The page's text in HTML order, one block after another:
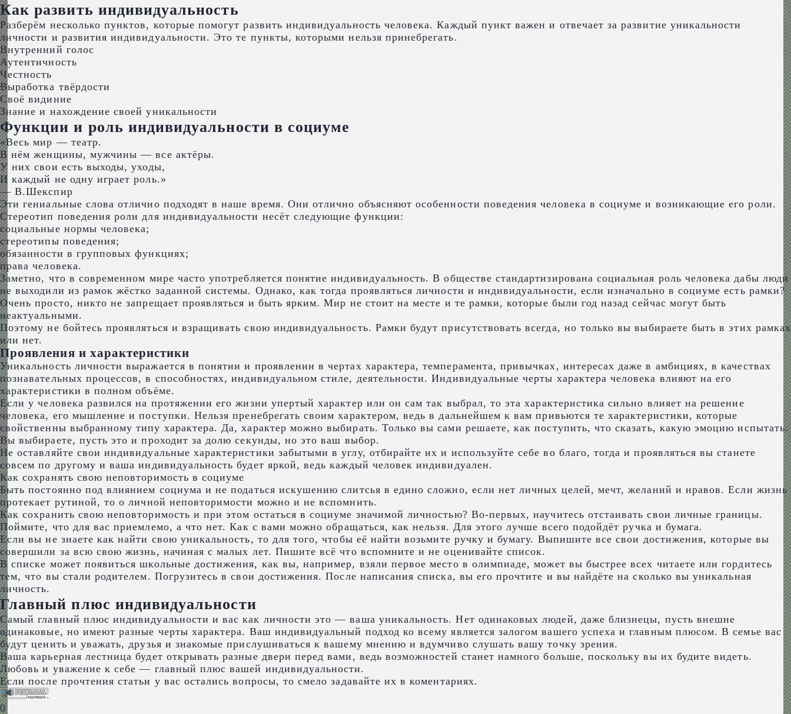
Как развить индивидуальность
Разберём несколько пунктов, которые помогут развить индивидуальность человека. Каждый пункт важен и отвечает за развитие уникальности
личности и развития индивидуальности. Это те пункты, которыми нельзя принебрегать.
Внутренний голос
Аутентичность
Честность
Выработка твёрдости
Своё видиние
Знание и нахождение своей уникальности
Функции и роль индивидуальности в социуме
«Весь мир — театр.
В нём женщины, мужчины — все актёры.
У них свои есть выходы, уходы,
И каждый не одну играет роль.»
— В.Шекспир
Эти гениальные слова отлично подходят в наше время. Они отлично объясняют особенности поведения человека в социуме и возникающие его роли.
Стереотип поведения роли для индивидуальности несёт следующие функции:
социальные нормы человека;
стереотипы поведения;
обязанности в групповых функциях;
права человека.
Заметно, что в современном мире часто употребляется понятие индивидуальность. В обществе стандартизирована социальная роль человека дабы люди
не выходили из рамок жёстко заданной системы. Однако, как тогда проявляться личности и индивидуальности, если изначально в социуме есть рамки?
Очень просто, никто не запрещает проявляться и быть ярким. Мир не стоит на месте и те рамки, которые были год назад сейчас могут быть
неактуальными.
Поэтому не бойтесь проявляться и взращивать свою индивидуальность. Рамки будут присутствовать всегда, но только вы выбираете быть в этих рамках
или нет.
Проявления и характеристики
Уникальность личности выражается в понятии и проявлении в чертах характера, темперамента, привычках, интересах даже в амбициях, в качествах
познавательных процессов, в способностях, индивидуальном стиле, деятельности. Индивидуальные черты характера человека влияют на его
характеристики в полном объёме.
Если у человека развился на протяжении его жизни упертый характер или он сам так выбрал, то эта характеристика сильно влияет на решение
человека, его мышление и поступки. Нельзя пренебрегать своим характером, ведь в дальнейшем к вам привьются те характеристики, которые
свойственны выбранному типу характера. Да, характер можно выбирать. Только вы сами решаете, как поступить, что сказать, какую эмоцию испытать.
Вы выбираете, пусть это и проходит за долю секунды, но это ваш выбор.
Не оставляйте свои индивидуальные характеристики забытыми в углу, отбирайте их и используйте себе во благо, тогда и проявляться вы станете
совсем по другому и ваша индивидуальность будет яркой, ведь каждый человек индивидуален.
Как сохранять свою неповторимость в социуме
Быть постоянно под влиянием социума и не податься искушению слитсья в едино сложно, если нет личных целей, мечт, желаний и нравов. Если жизнь
протекает рутиной, то о личной неповторимости можно и не вспомнить.
Как сохранить свою неповторимость и при этом остаться в социуме значимой личностью? Во-первых, научитесь отстаивать свои личные границы.
Поймите, что для вас приемлемо, а что нет. Как с вами можно обращаться, как нельзя. Для этого лучше всего подойдёт ручка и бумага.
Если вы не знаете как найти свою уникальность, то для того, чтобы её найти возьмите ручку и бумагу. Выпишите все свои достижения, которые вы
совершили за всю свою жизнь, начиная с малых лет. Пишите всё что вспомните и не оценивайте список.
В списке может появиться школьные достижения, как вы, например, взяли первое место в олимпиаде, может вы быстрее всех читаете или гордитесь
тем, что вы стали родителем. Погрузитесь в свои достижения. После написания списка, вы его прочтите и вы найдёте на сколько вы уникальная
личность.
Главный плюс индивидуальности
Самый главный плюс индивидуальности и вас как личности это — ваша уникальность. Нет одинаковых людей, даже близнецы, пусть внешне
одинаковые, но имеют разные черты характера. Ваш индивидуальный подход ко всему является залогом вашего успеха и главным плюсом. В семье вас
будут ценить и уважать, друзья и знакомые прислушиваться к вашему мнению и вдумчиво слушать вашу точку зрения.
Ваша карьерная лестница будет открывать разные двери перед вами, ведь возможностей станет намного больше, поскольку вы их будите видеть.
Любовь и уважение к себе — главный плюс вашей индивидуальности.
Если после прочтения статьи у вас остались вопросы, то смело задавайте их в коментариях.
0